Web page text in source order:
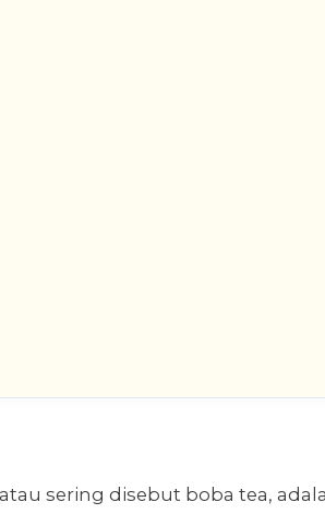
sering disebut boba tea,